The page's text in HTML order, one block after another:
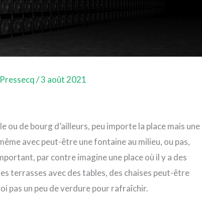
/3 août 2021
ou de bourg d’ailleurs, peu importe la place mais une
avec peut-être une fontaine au milieu, ou pas,
par contre imagine une place où il y a des
terrasses avec des tables, des chaises peut-être
pas un peu de verdure pour rafraîchir.